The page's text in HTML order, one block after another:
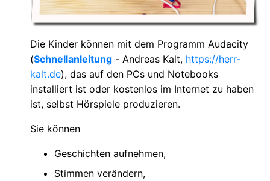
Die Kinder können mit dem Programm Audacity
(Schnellanleitung - Andreas Kalt, https://herr-
kalt.de), das auf den PCs und Notebooks
installiert ist oder kostenlos im Internet zu haben
ist, selbst Hörspiele produzieren.
Sie können
Geschichten aufnehmen,
Stimmen verändern,